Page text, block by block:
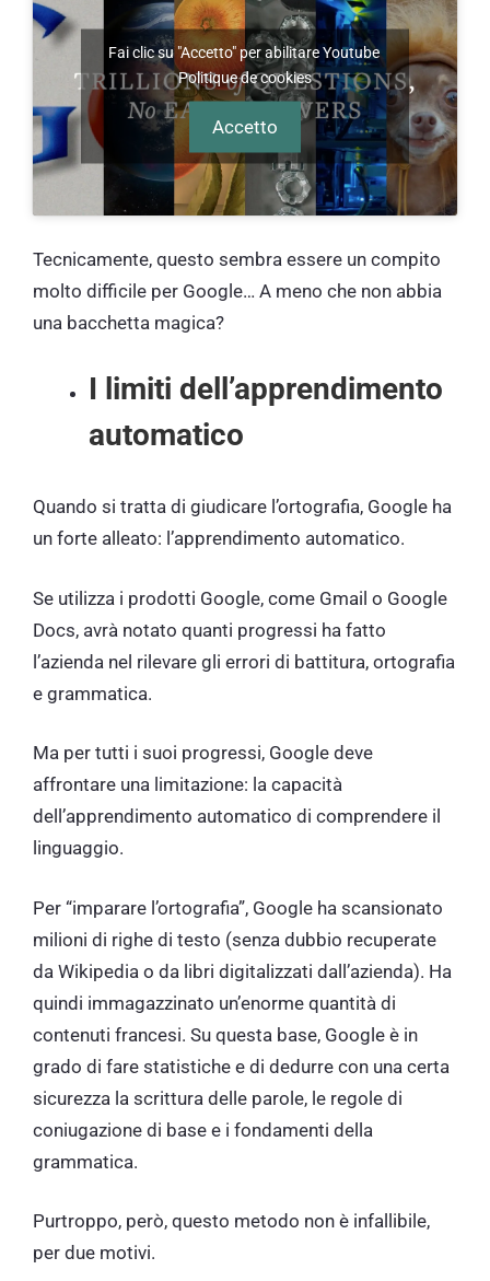
Fai clic su "Accetto" per abilitare Youtube
Politique de cookies
Accetto
Tecnicamente, questo sembra essere un compito
molto difficile per Google… A meno che non abbia
una bacchetta magica?
I limiti dell’apprendimento
automatico
Quando si tratta di giudicare l’ortografia, Google ha
un forte alleato: l’apprendimento automatico.
Se utilizza i prodotti Google, come Gmail o Google
Docs, avrà notato quanti progressi ha fatto
l’azienda nel rilevare gli errori di battitura, ortografia
e grammatica.
Ma per tutti i suoi progressi, Google deve
affrontare una limitazione: la capacità
dell’apprendimento automatico di comprendere il
linguaggio.
Per “imparare l’ortografia”, Google ha scansionato
milioni di righe di testo (senza dubbio recuperate
da Wikipedia o da libri digitalizzati dall’azienda). Ha
quindi immagazzinato un’enorme quantità di
contenuti francesi. Su questa base, Google è in
grado di fare statistiche e di dedurre con una certa
sicurezza la scrittura delle parole, le regole di
coniugazione di base e i fondamenti della
grammatica.
Purtroppo, però, questo metodo non è infallibile,
per due motivi.